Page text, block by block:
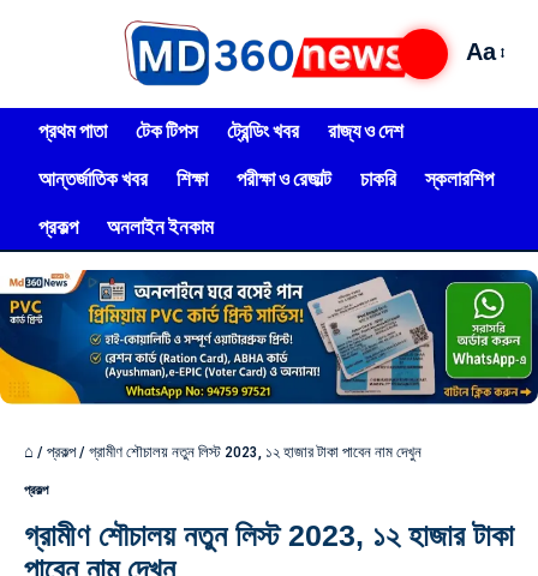
Aa
প্রথম পাতা টেক টিপস ট্রেন্ডিং খবর
রাজ্য ও দেশ
আন্তর্জাতিক খবর
শিক্ষা পরীক্ষা ও রেজাল্ট চাকরি
স্কলারশিপ
প্রকল্প
অনলাইন ইনকাম
⌂ / প্রকল্প/ গ্রামীণ শৌচালয় নতুন লিস্ট 2023, ১২ হাজার টাকা পাবেন নাম দেখুন
প্রকল্প
গ্রামীণ শৌচালয় নতুন লিস্ট 2023, ১২ হাজার টাকা
পাবেন নাম দেখুন